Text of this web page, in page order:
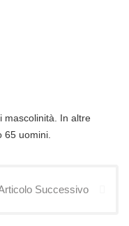
mascolinità. In altre
65 uomini.
Successivo